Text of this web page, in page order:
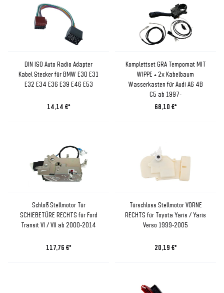
DIN ISO Auto Radio Adapter
Kabel Stecker für BMW E30 E31
E32 E34 E36 E39 E46 E53
14,14 €*
Komplettset GRA Tempomat MIT
WIPPE + 2x Kabelbaum
Wasserkasten für Audi A6 4B
C5 ab 1997-
68,10 €*
Schloß Stellmotor Tür
SCHIEBETÜRE RECHTS für Ford
Transit VI / VII ab 2000-2014
117,76 €*
Türschloss Stellmotor VORNE
RECHTS für Toyota Yaris / Yaris
Verso 1999-2005
20,19 €*